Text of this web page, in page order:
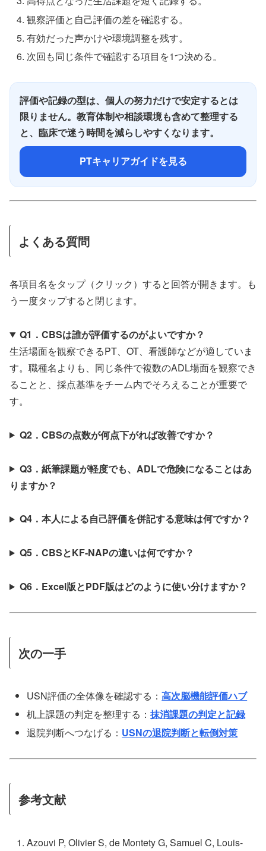
観察評価と自己評価の差を確認する。
有効だった声かけや環境調整を残す。
次回も同じ条件で確認する項目を1つ決める。
評価や記録の型は、個人の努力だけで安定するとは
限りません。教育体制や相談環境も含めて整理する
と、臨床で迷う時間を減らしやすくなります。
PTキャリアガイドを見る
よくある質問
各項目名をタップ（クリック）すると回答が開きます。も
う一度タップすると閉じます。
Q1．CBSは誰が評価するのがよいですか？
生活場面を観察できるPT、OT、看護師などが適していま
す。職種名よりも、同じ条件で複数のADL場面を観察でき
ることと、採点基準をチーム内でそろえることが重要で
す。
Q2．CBSの点数が何点下がれば改善ですか？
Q3．紙筆課題が軽度でも、ADLで危険になることはあ
りますか？
Q4．本人による自己評価を併記する意味は何ですか？
Q5．CBSとKF-NAPの違いは何ですか？
Q6．Excel版とPDF版はどのように使い分けますか？
次の一手
USN評価の全体像を確認する：高次脳機能評価ハブ
机上課題の判定を整理する：抹消課題の判定と記録
退院判断へつなげる： USNの退院判断と転倒対策
参考文献
Azouvi P, Olivier S, de Montety G, Samuel C, Louis-